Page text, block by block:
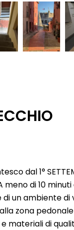
dal 1°
di 10
un ambiente
zona
di